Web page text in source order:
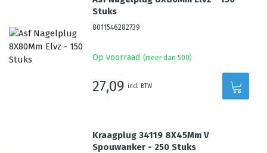
Stuks
8011546282739
Op voorraad (meer dan 500)
27,09 incl. BTW
Kraagplug 34119 8X45Mm V
Spouwanker - 250 Stuks